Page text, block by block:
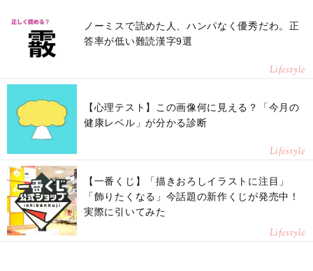
ノーミスで読めた人、ハンパなく優秀だわ。正
答率が低い難読漢字9選
Lifestyle
【心理テスト】この画像何に見える？「今月の
健康レベル」が分かる診断
Lifestyle
【一番くじ】「描きおろしイラストに注目」
「飾りたくなる」今話題の新作くじが発売中！
実際に引いてみた
Lifestyle